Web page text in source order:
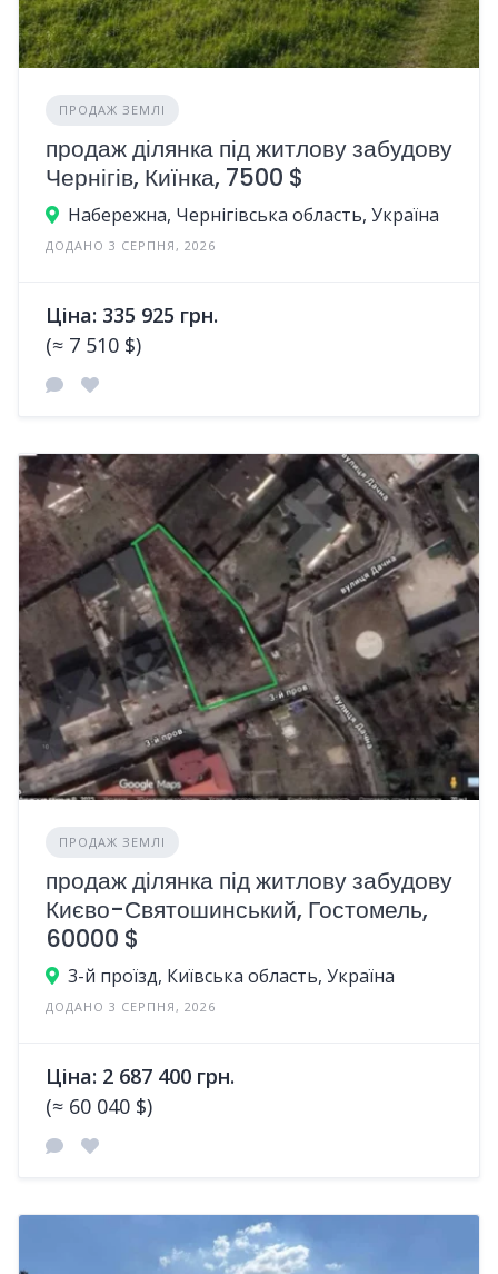
ПРОДАЖ ЗЕМЛІ
продаж ділянка під житлову забудову
Чернігів, Киїнка, 7500 $
Набережна, Чернігівська область, Україна
ДОДАНО 3 СЕРПНЯ, 2026
Ціна: 335 925 грн.
(≈ 7 510 $)
ПРОДАЖ ЗЕМЛІ
продаж ділянка під житлову забудову
Києво-Святошинський, Гостомель,
60000 $
3-й проїзд, Київська область, Україна
ДОДАНО 3 СЕРПНЯ, 2026
Ціна: 2 687 400 грн.
(≈ 60 040 $)